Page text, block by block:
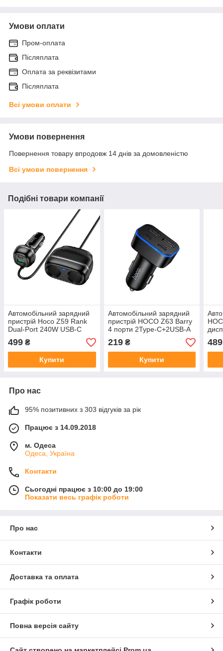
Умови оплати
Пром-оплата
Післяплата
Оплата за реквізитами
Післяплата
Всі умови оплати
Умови повернення
Повернення товару впродовж 14 днів за домовленістю
Всі умови повернення
Подібні товари компанії
Автомобільний зарядний
пристрій Hoco Z59 Rank
Dual-Port 240W USB-C
USB-A з розгалужувачем
прикурювача
499 ₴
Купити
Автомобільний зарядний
пристрій HOCO Z63 Barry
4 порти 2Type-C+2USB-A
15W, адаптер у
прикурювач 12-24V
219₴
Купити
A
489
Про нас
95% позитивних з 303 відгуків за рік
Працює з 14.09.2018
м. Одеса
Одеса, Україна
Контакти
Сьогодні працює з 10:00 до 19:00
Показати весь графік роботи
Про нас
Контакти
Доставка та оплата
Графік роботи
Повна версія сайту